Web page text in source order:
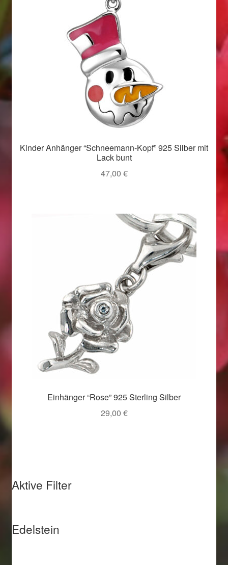
Valentinstag 2016
Valentinstag Geschenke
Weihnachtsangebote 2016
Weihnachtsangebote 2021
Widerrufsrecht
Woocommerce Predictive Search
Kinder Anhänger “Schneemann-Kopf” 925 Silber mit
Lack bunt
47,00 €
Einhänger “Rose” 925 Sterling Silber
29,00 €
Aktive Filter
Edelstein